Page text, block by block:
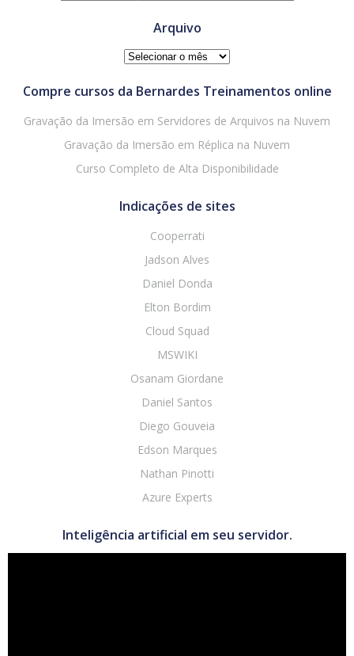
Arquivo
Arquivo
Compre cursos da Bernardes Treinamentos online
Gravação da Imersão em Servidores de Arquivos na Nuvem
Gravação da Imersão em Réplica na Nuvem
Curso Completo de Alta Disponibilidade
Indicações de sites
Cooperrati
Jadson Alves
Daniel Donda
Elton Bordim
Cloud Squad
MSWIKI
Osanam Giordane
Daniel Santos
Diego Gouveia
Edson Marques
Nathan Pinotti
Azure Experts
Inteligência artificial em seu servidor.